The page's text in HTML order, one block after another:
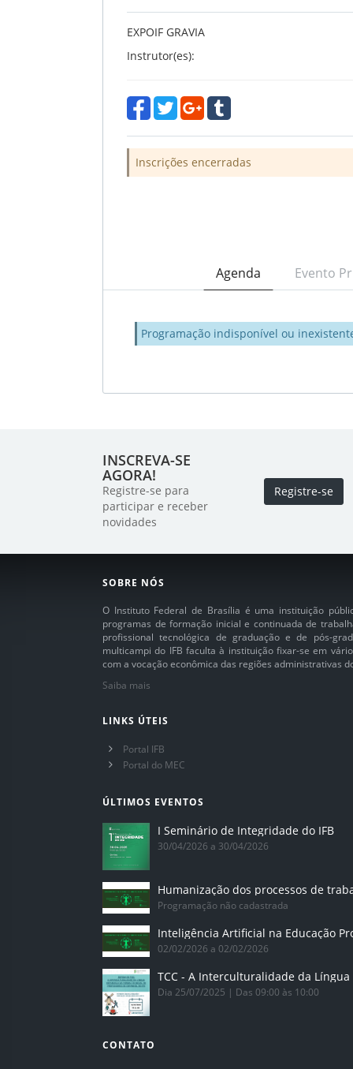
EXPOIF GRAVIA
Instrutor(es):
Inscrições encerradas
Agenda Evento
Programação indisponível ou
INSCREVA-SE
AGORA!
Registre-se para
participar e receber
novidades
Registre-se
SOBRE NÓS
O Instituto Federal de Brasília é uma instituição
programas de formação inicial e continuada de
profissional tecnológica de graduação e de pós-
multicampi do IFB faculta à instituição fixar-se em
com a vocação econômica das regiões administrativas
Saiba mais
LINKS ÚTEIS
Portal IFB
Portal do MEC
ÚLTIMOS EVENTOS
I Seminário de Integridade do IFB
30/04/2026 a 30/04/2026
Humanização dos processos de
Programação não cadastrada
02/02/2026 a 02/02/2026
Dia 25/07/2025 | Das 09:00 às 10:00
CONTATO